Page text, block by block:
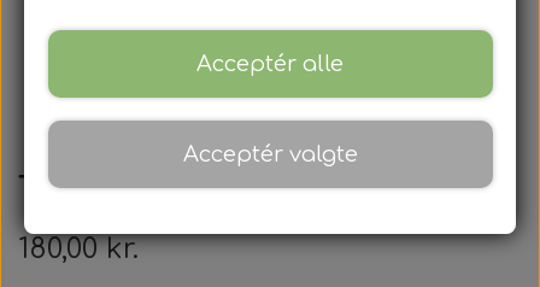
Toyota - Nøglehus
180,00 kr.
Acceptér alle
Acceptér valgte